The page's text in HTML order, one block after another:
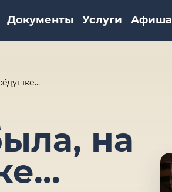
Документы Услуги Афиша
на